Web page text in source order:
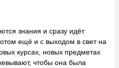
знания и сразу идёт
ещё и с выходом в свет на
курсах, новых предметах
чтобы она была